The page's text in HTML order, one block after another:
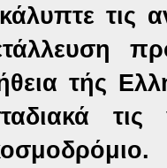
τις
τής